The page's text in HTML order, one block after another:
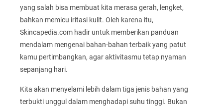
yang salah bisa membuat kita merasa gerah, lengket,
bahkan memicu iritasi kulit. Oleh karena itu,
Skincapedia.com hadir untuk memberikan panduan
mendalam mengenai bahan-bahan terbaik yang patut
kamu pertimbangkan, agar aktivitasmu tetap nyaman
sepanjang hari.
Kita akan menyelami lebih dalam tiga jenis bahan yang
terbukti unggul dalam menghadapi suhu tinggi. Bukan